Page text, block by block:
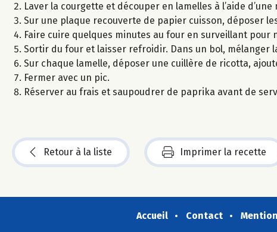
Laver la courgette et découper en lamelles à l’aide d’une
Sur une plaque recouverte de papier cuisson, déposer
Faire cuire quelques minutes au four en surveillant pour
Sortir du four et laisser refroidir. Dans un bol, mélanger
Sur chaque lamelle, déposer une cuillère de ricotta,
Fermer avec un pic.
Réserver au frais et saupoudrer de paprika avant de
Retour à la liste Imprimer la recette
Accueil Contact